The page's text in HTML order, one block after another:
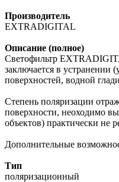
Производитель
EXTRADIGITAL
Описание (полное)
Светофильтр
заключается в
поверхностей, водной
Степень поляризации
поверхности, неоходимо
объектов) практически не
Дополнительные
Тип
поляризационный